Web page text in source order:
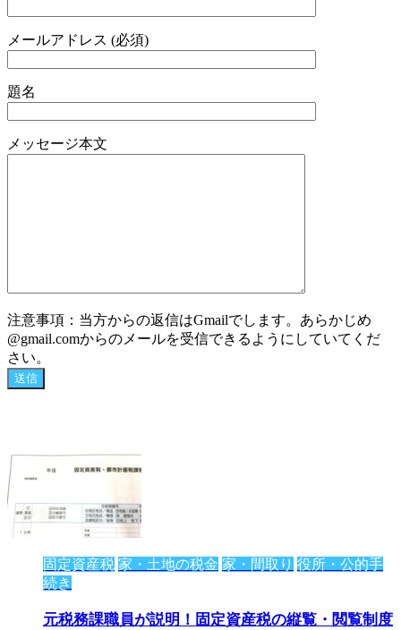
メールアドレス (必須)
題名
メッセージ本文
注意事項：当方からの返信はGmailでします。あらかじめ
@gmail.comからのメールを受信できるようにしていてくだ
さい。
固定資産税 家・土地の税金 家・間取り 役所・公的手
続き
元税務課職員が説明！固定資産税の縦覧・閲覧制度